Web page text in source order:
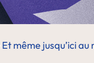
Et même jusqu’ici